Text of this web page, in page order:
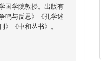
国学院教授。出版有
鸣与反思》《孔学述
《中和丛书》。